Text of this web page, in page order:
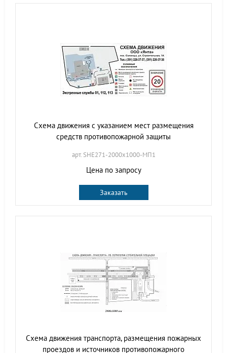
Схема движения с указанием мест размещения
средств противопожарной защиты
арт. SHE271-2000х1000-МП1
Цена по запросу
Заказать
Схема движения транспорта, размещения пожарных
проездов и источников противопожарного